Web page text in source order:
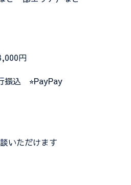
円
振込 ⭐︎PayPay
いただけます